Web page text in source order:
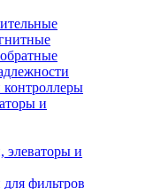
и
элеваторы и
фильтров